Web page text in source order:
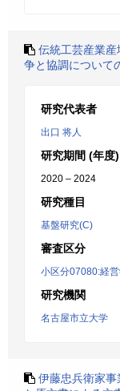
伝統工芸産業
争と協調について
研究代表者
出口 将人
研究期間 (年度)
2020 – 2024
研究種目
基盤研究(C)
審査区分
小区分07080:経
研究機関
名古屋市立大学
伊藤忠兵衛家